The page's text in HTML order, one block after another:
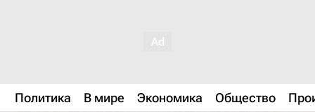
Политика В мире Экономика Общество